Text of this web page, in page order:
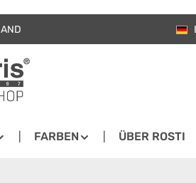
FARBEN ÜBER ROSTI